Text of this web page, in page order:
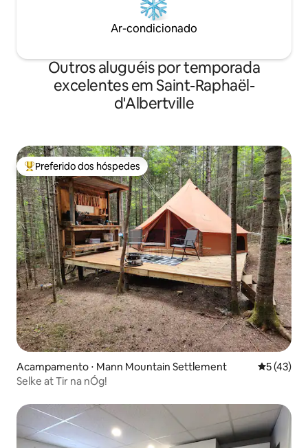
Ar-condicionado
Outros aluguéis por temporada
excelentes em Saint-Raphaël-
d'Albertville
Entre os melhores preferidos dos hóspedes
Preferido dos hóspedes
Acampamento ⋅ Mann Mountain Settlement 5 de uma
5 (43)
Selke at Tir na nÓg!